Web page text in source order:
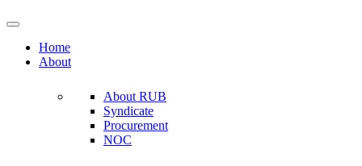
Home
About
About RUB
Syndicate
Procurement
NOC